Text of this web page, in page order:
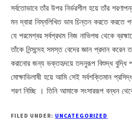
সর্বতোভাবে তাঁর উপর নির্ভরশীল হয়ে তাঁর
মন দ্বারা নিম্নলিখিত ভাব চিন্তন করতে করতে
যে পরমেশ্বর সর্বপ্রথম নিজ নাভিপদ্ম থেকে
তাঁকে নিন্সন্দেহ সমস্ত বেদের জ্ঞান প্রদান করেন
করানোর জন্য ভক্তহৃদয়ে তদনুরূপ বিশুদ্ধ বুদ্ধি
মোক্ষাভিলাষী হয়ে আমি সেই সর্বশক্তিমান
শরণ নিচ্ছি । তিনি আমাকে সংসাররূপ বন্ধন
FILED UNDER: UNCATEGORIZED